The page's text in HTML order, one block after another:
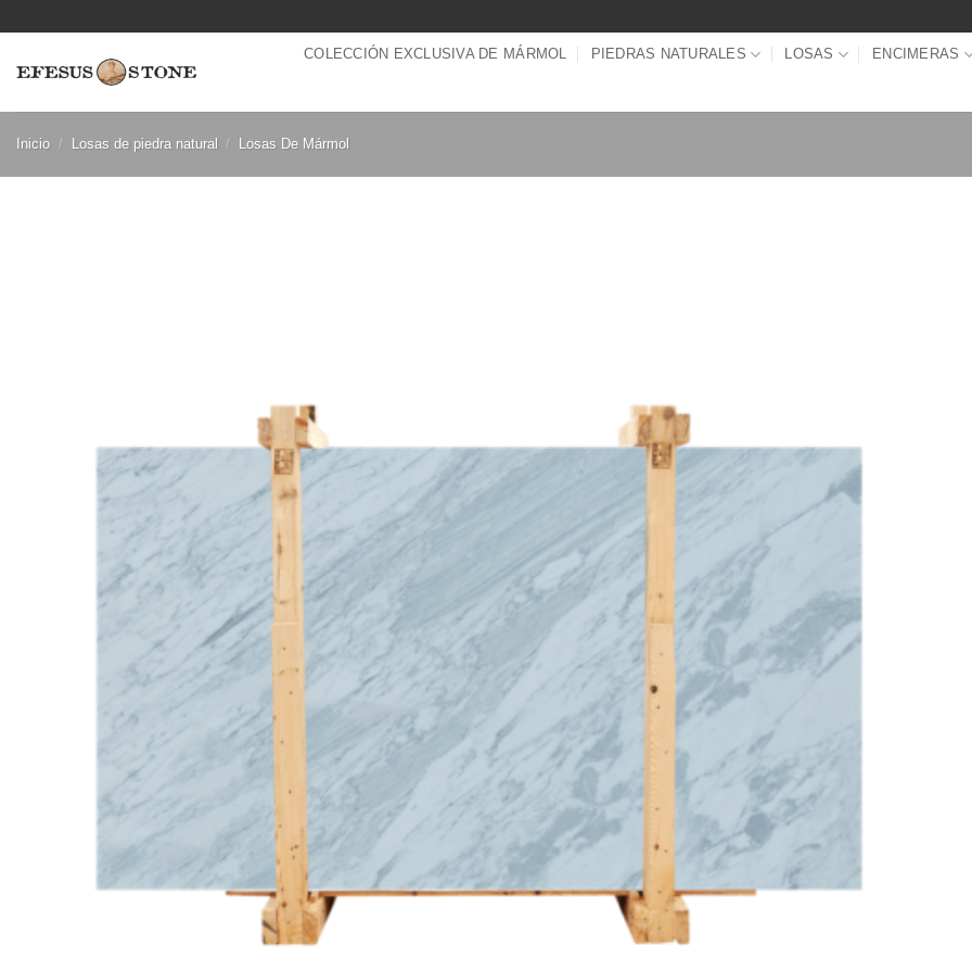
contenido
COLECCIÓN EXCLUSIVA DE MÁRMOL PIEDRAS NATURALES LOSAS ENCIMERAS
Inicio / Losas de piedra natural / Losas De Mármol